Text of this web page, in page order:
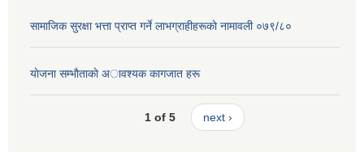
सामाजिक सुरक्षा भत्ता प्राप्त गर्ने लाभग्राहीहरूकाे नामावली ०७९/८०
याेजना सम्भाैताकाे अावश्यक कागजात हरू
1 of 5 next ›